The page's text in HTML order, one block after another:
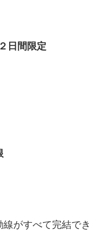
間限定
がすべて完結でき